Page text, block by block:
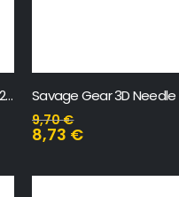
Savage Gear 3D Needle Jig 20 gr
9,70€
8,73 €